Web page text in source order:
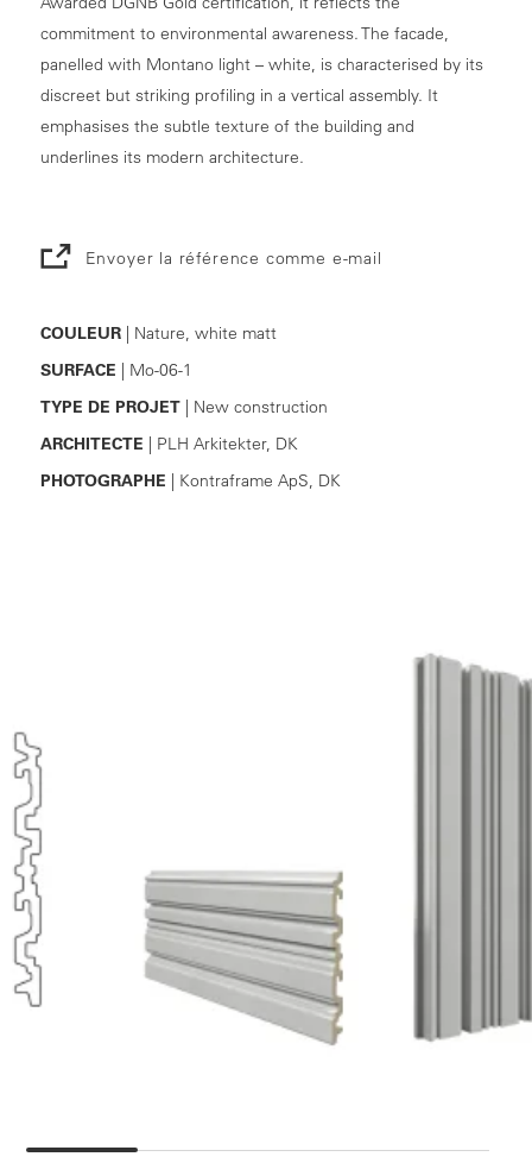
commitment to environmental awareness. The facade,
panelled with Montano light – white, is characterised by its
discreet but striking profiling in a vertical assembly. It
emphasises the subtle texture of the building and
underlines its modern architecture.
Envoyer la référence comme e-mail
COULEUR| Nature, white matt
SURFACE | Mo-06-1
TYPE DE PROJET| New construction
ARCHITECTE | PLH Arkitekter, DK
PHOTOGRAPHE | Kontraframe ApS, DK